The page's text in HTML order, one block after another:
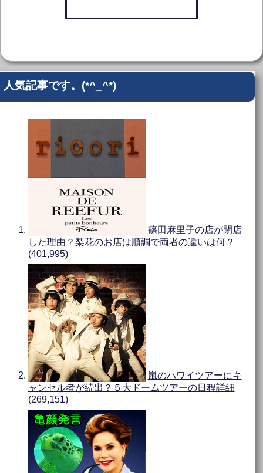
人気記事です。(*^_^*)
篠田麻里子の店が閉店
した理由？梨花のお店は順調で両者の違いは何？
(401,995)
嵐のハワイツアーにキ
ャンセル者が続出？５大ドームツアーの日程詳細
(269,151)